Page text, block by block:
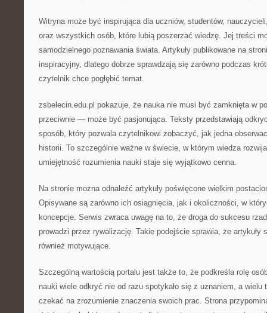
Witryna może być inspirująca dla uczniów, studentów,
oraz wszystkich osób, które lubią poszerzać wiedzę. Jej treści
samodzielnego poznawania świata. Artykuły publikowane na
inspiracyjny, dlatego dobrze sprawdzają się zarówno podczas
czytelnik chce pogłębić temat.
zsbelecin.edu.pl pokazuje, że nauka nie musi być zamknięta w
przeciwnie — może być pasjonująca. Teksty przedstawiają
sposób, który pozwala czytelnikowi zobaczyć, jak jedna
historii. To szczególnie ważne w świecie, w którym wiedza
umiejętność rozumienia nauki staje się wyjątkowo cenna.
Na stronie można odnaleźć artykuły poświęcone wielkim
Opisywane są zarówno ich osiągnięcia, jak i okoliczności, w
koncepcje. Serwis zwraca uwagę na to, że droga do sukcesu
prowadzi przez rywalizację. Takie podejście sprawia, że artykuły
również motywujące.
Szczególną wartością portalu jest także to, że podkreśla rolę
nauki wiele odkryć nie od razu spotykało się z uznaniem, a wielu
czekać na zrozumienie znaczenia swoich prac. Strona